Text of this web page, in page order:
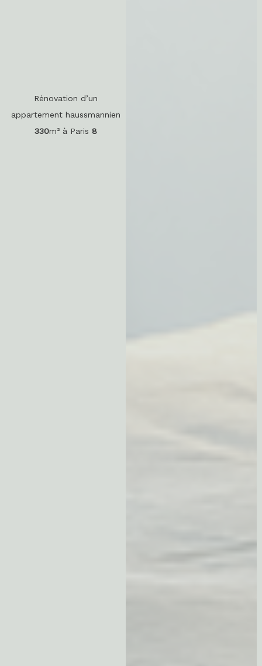
Rénovation d’un
appartement haussmannien
330m² à Paris 8